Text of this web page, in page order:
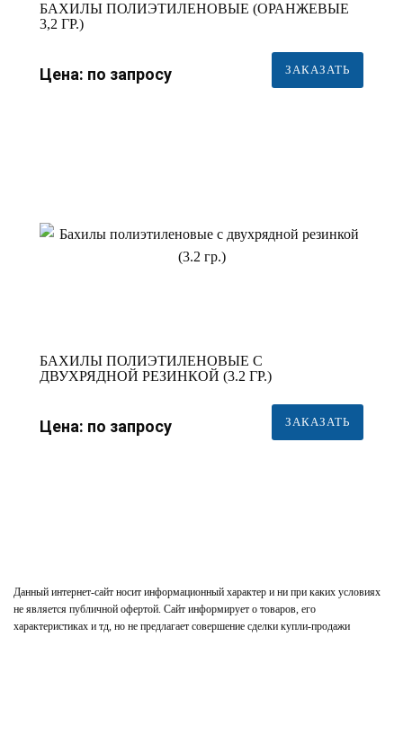
БАХИЛЫ ПОЛИЭТИЛЕНОВЫЕ (ОРАНЖЕВЫЕ
3,2 ГР.)
Цена: по запросу ЗАКАЗАТЬ
БАХИЛЫ ПОЛИЭТИЛЕНОВЫЕ С
ДВУХРЯДНОЙ РЕЗИНКОЙ (3.2 ГР.)
Цена: по запросу ЗАКАЗАТЬ
Данный интернет-сайт носит информационный характер и ни при каких условиях
не является публичной офертой. Сайт информирует о товаров, его
характеристиках и тд, но не предлагает совершение сделки купли-продажи